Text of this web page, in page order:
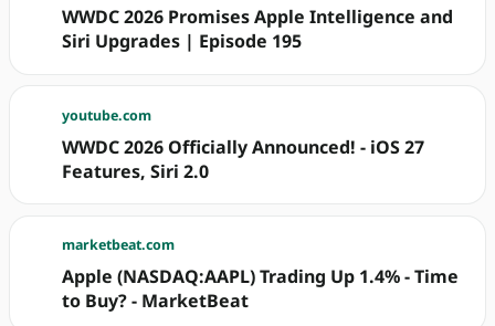
WWDC 2026 Promises Apple Intelligence and
Siri Upgrades | Episode 195
youtube.com
WWDC 2026 Officially Announced! - iOS 27
Features, Siri 2.0
marketbeat.com
Apple (NASDAQ:AAPL) Trading Up 1.4% - Time
to Buy? - MarketBeat